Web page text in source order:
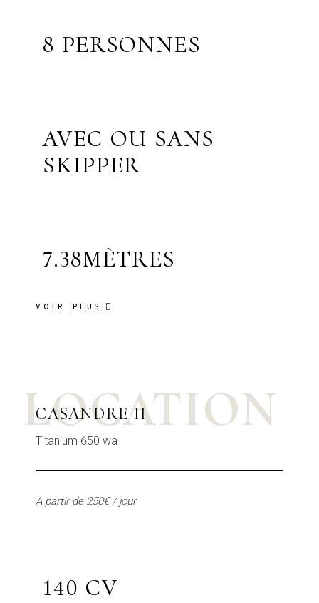
8 PERSONNES
AVEC OU SANS
SKIPPER
7.38MÈTRES
VOIR PLUS
LOCATION
CASANDRE II
Titanium 650 wa
A partir de 250€ / jour
140 CV